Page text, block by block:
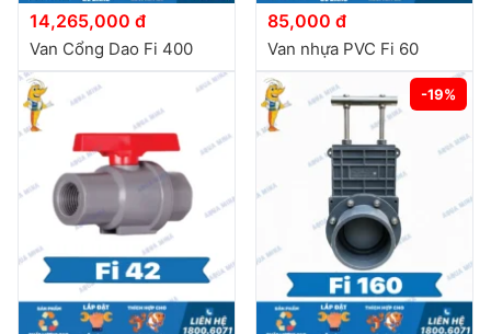
14,265,000 đ
Van Cổng Dao Fi 400
85,000 đ
Van nhựa PVC Fi 60
-19%